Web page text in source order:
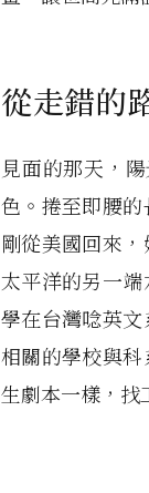
從走錯的
見面的那天，
色。捲至即腰
剛從美國回來
太平洋的另一
學在台灣唸英
相關的學校與
生劇本一樣，找